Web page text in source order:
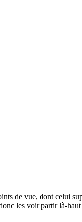
de vue, dont celui
les voir partir là-